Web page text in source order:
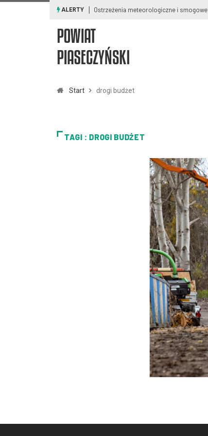
ALERTY Ostrzeżenia meteorologiczne i smogowe
POWIAT
PIASECZYŃSKI
Start drogi budżet
TAGI : DROGI BUDŻET